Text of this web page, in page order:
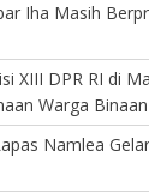
Iha Masih
XIII DPR RI di
Warga Binaan
Namlea